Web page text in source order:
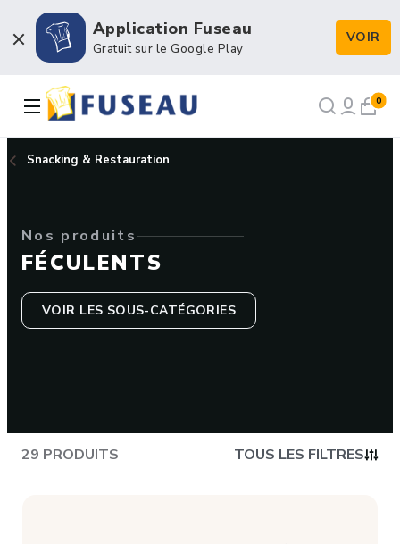
Application Fuseau
Gratuit sur le Google Play
VOIR
Boulangerie / Viennoiserie
Pâtisserie / Chocolaterie
Petits matériels & Hygiène
0
Snacking & Restauration
Nos produits
FÉCULENTS
VOIR LES SOUS-CATÉGORIES
29 PRODUITS TOUS LES FILTRES